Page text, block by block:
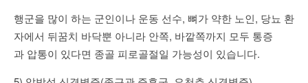
행군을 많이 하는 군인이나 운동 선수, 뼈가 약한 노인, 당뇨 환
자에서 뒤꿈치 바닥뿐 아니라 안쪽, 바깥쪽까지 모두 통증
과 압통이 있다면 종골 피로골절일 가능성이 있습니다.